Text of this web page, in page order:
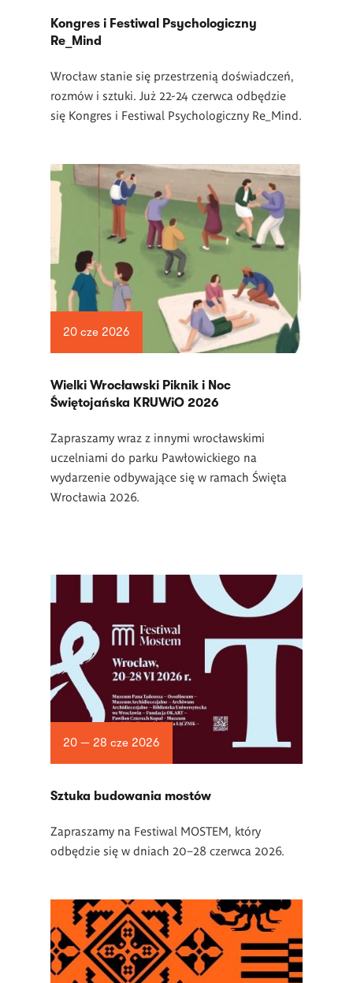
Kongres i Festiwal Psychologiczny
Re_Mind
Wrocław stanie się przestrzenią doświadczeń,
rozmów i sztuki. Już 22-24 czerwca odbędzie
się Kongres i Festiwal Psychologiczny Re_Mind.
20 cze 2026
Wielki Wrocławski Piknik i Noc
Świętojańska KRUWiO 2026
Zapraszamy wraz z innymi wrocławskimi
uczelniami do parku Pawłowickiego na
wydarzenie odbywające się w ramach Święta
Wrocławia 2026.
20 — 28 cze 2026
Sztuka budowania mostów
Zapraszamy na Festiwal MOSTEM, który
odbędzie się w dniach 20–28 czerwca 2026.